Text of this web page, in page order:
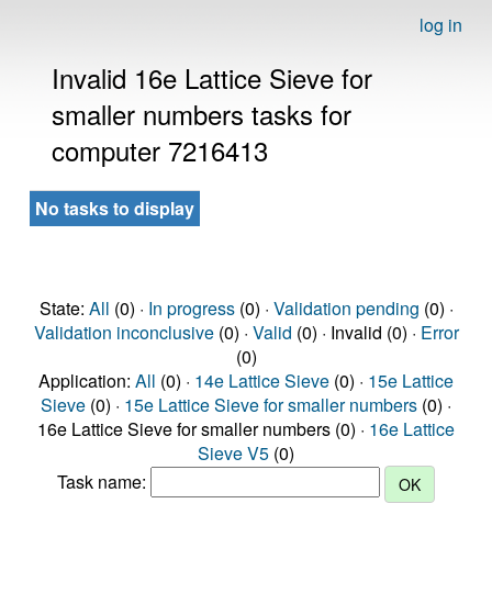
log in
Invalid 16e Lattice Sieve for
smaller numbers tasks for
computer 7216413
No tasks to display
State: All (0) · In progress(0) · Validation pending (0) ·
Validation inconclusive(0) · Valid (0) · Invalid (0) · Error
(0)
Application: All (0) · 14e Lattice Sieve (0) · 15e Lattice
Sieve (0) · 15e Lattice Sieve for smaller numbers (0) ·
16e Lattice Sieve for smaller numbers (0) · 16e Lattice
Sieve V5 (0)
Task name: